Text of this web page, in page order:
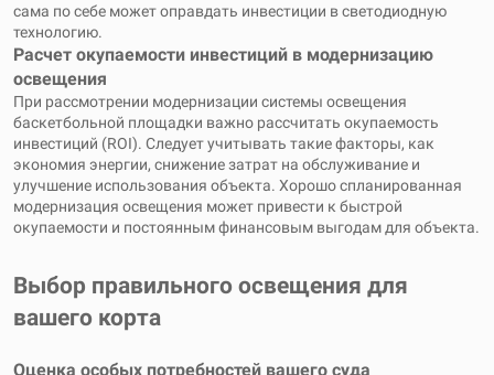
сама по себе может оправдать инвестиции в светодиодную
технологию.
Расчет окупаемости инвестиций в модернизацию
освещения
При рассмотрении модернизации системы освещения
баскетбольной площадки важно рассчитать окупаемость
инвестиций (ROI). Следует учитывать такие факторы, как
экономия энергии, снижение затрат на обслуживание и
улучшение использования объекта. Хорошо спланированная
модернизация освещения может привести к быстрой
окупаемости и постоянным финансовым выгодам для объекта.
Выбор правильного освещения для
вашего корта
Оценка особых потребностей вашего суда